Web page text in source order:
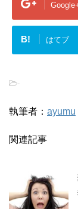
B! はてブ
-
執筆者： ayumu
関連記事